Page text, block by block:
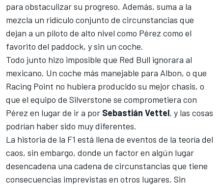
para obstaculizar su progreso. Además, suma a la
mezcla un ridículo conjunto de circunstancias que
dejan a un piloto de alto nivel como Pérez como el
favorito del paddock, y sin un coche.
Todo junto hizo imposible que Red Bull ignorara al
mexicano. Un coche más manejable para Albon, o que
Racing Point no hubiera producido su mejor chasis, o
que el equipo de Silverstone se comprometiera con
Pérez en lugar de ir a por Sebastián Vettel, y las cosas
podrían haber sido muy diferentes.
La historia de la F1 está llena de eventos de la teoría del
caos, sin embargo, donde un factor en algún lugar
desencadena una cadena de circunstancias que tiene
consecuencias imprevistas en otros lugares. Sin